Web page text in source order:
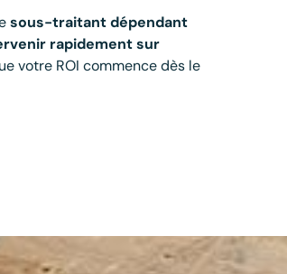
sous-traitant dépendant
rapidement sur
votre ROI commence dès le